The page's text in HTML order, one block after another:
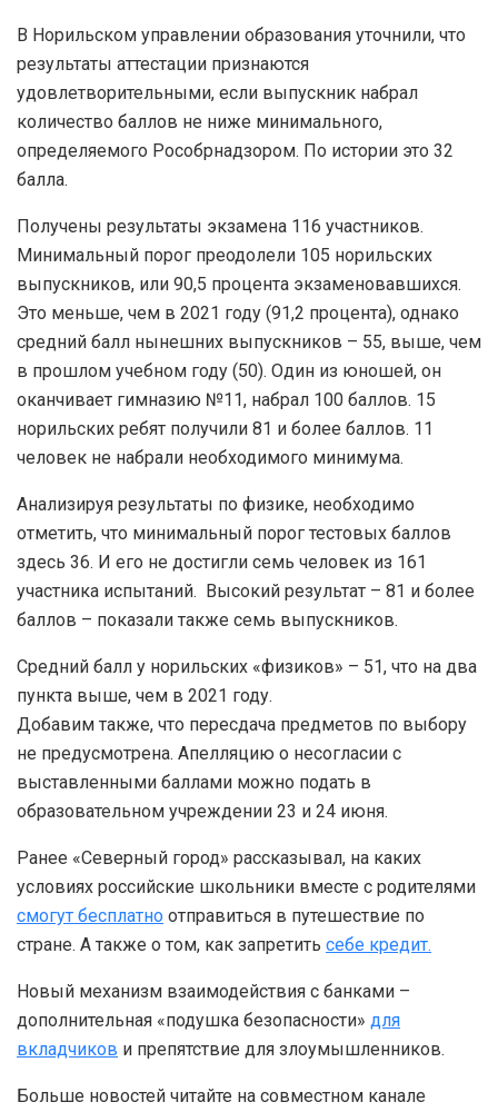
В Норильском управлении образования уточнили, что
результаты аттестации признаются
удовлетворительными, если выпускник набрал
количество баллов не ниже минимального,
определяемого Рособрнадзором. По истории это 32
балла.
Получены результаты экзамена 116 участников.
Минимальный порог преодолели 105 норильских
выпускников, или 90,5 процента экзаменовавшихся.
Это меньше, чем в 2021 году (91,2 процента), однако
средний балл нынешних выпускников – 55, выше, чем
в прошлом учебном году (50). Один из юношей, он
оканчивает гимназию №11, набрал 100 баллов. 15
норильских ребят получили 81 и более баллов. 11
человек не набрали необходимого минимума.
Анализируя результаты по физике, необходимо
отметить, что минимальный порог тестовых баллов
здесь 36. И его не достигли семь человек из 161
участника испытаний. Высокий результат – 81 и более
баллов – показали также семь выпускников.
Средний балл у норильских «физиков» – 51, что на два
пункта выше, чем в 2021 году.
Добавим также, что пересдача предметов по выбору
не предусмотрена. Апелляцию о несогласии с
выставленными баллами можно подать в
образовательном учреждении 23 и 24 июня.
Ранее «Северный город» рассказывал, на каких
условиях российские школьники вместе с родителями
смогут бесплатно отправиться в путешествие по
стране. А также о том, как запретить себе кредит.
Новый механизм взаимодействия с банками –
дополнительная «подушка безопасности» для
вкладчиков и препятствие для злоумышленников.
Больше новостей читайте на совместном канале